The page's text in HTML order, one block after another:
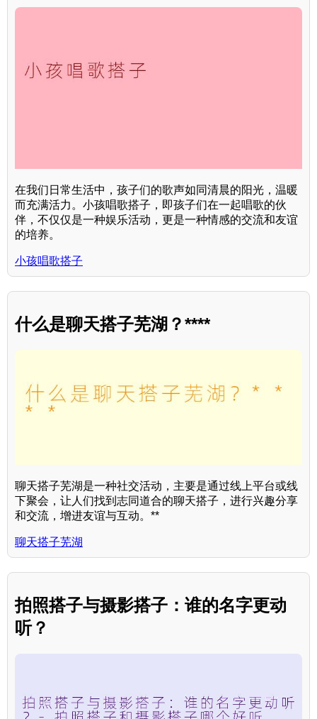
在我们日常生活中，孩子们的歌声如同清晨的阳光，温暖
而充满活力。小孩唱歌搭子，即孩子们在一起唱歌的伙
伴，不仅仅是一种娱乐活动，更是一种情感的交流和友谊
的培养。
小孩唱歌搭子
什么是聊天搭子芜湖？****
聊天搭子芜湖是一种社交活动，主要是通过线上平台或线
下聚会，让人们找到志同道合的聊天搭子，进行兴趣分享
和交流，增进友谊与互动。**
聊天搭子芜湖
拍照搭子与摄影搭子：谁的名字更动
听？